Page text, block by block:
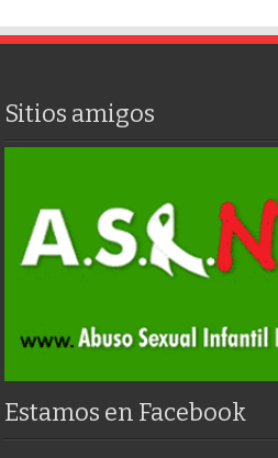
Sitios amigos
Estamos en Facebook